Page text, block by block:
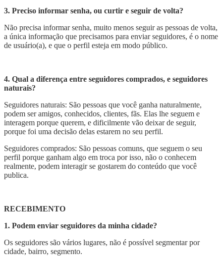
3. Preciso informar senha, ou curtir e seguir de volta?
Não precisa informar senha, muito menos seguir as pessoas de volta,
a única informação que precisamos para enviar seguidores, é o nome
de usuário(a), e que o perfil esteja em modo público.
4. Qual a diferença entre seguidores comprados, e seguidores
naturais?
Seguidores naturais: São pessoas que você ganha naturalmente,
podem ser amigos, conhecidos, clientes, fãs. Elas lhe seguem e
interagem porque querem, e dificilmente vão deixar de seguir,
porque foi uma decisão delas estarem no seu perfil.
Seguidores comprados: São pessoas comuns, que seguem o seu
perfil porque ganham algo em troca por isso, não o conhecem
realmente, podem interagir se gostarem do conteúdo que você
publica.
RECEBIMENTO
1. Podem enviar seguidores da minha cidade?
Os seguidores são vários lugares, não é possível segmentar por
cidade, bairro, segmento.